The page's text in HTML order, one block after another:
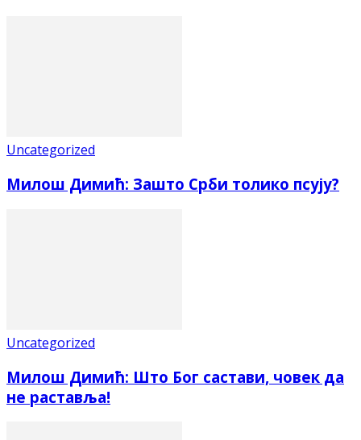
Uncategorized
Милош Димић: Зашто Срби толико псују?
Uncategorized
Милош Димић: Што Бог састави, човек да
не раставља!